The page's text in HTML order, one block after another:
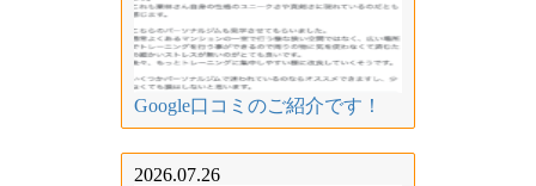
Google口コミのご紹介です！
2026.07.26